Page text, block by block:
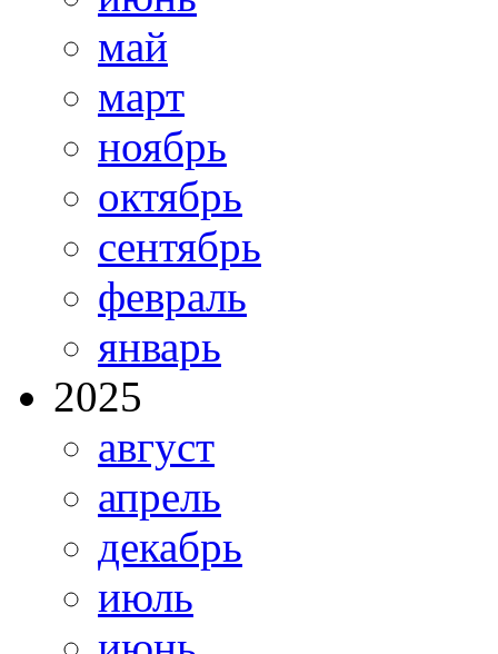
май
март
ноябрь
октябрь
сентябрь
февраль
январь
2025
август
апрель
декабрь
июль